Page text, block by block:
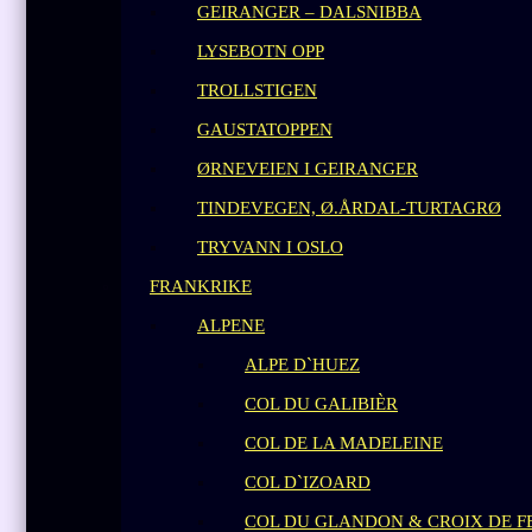
GEIRANGER – DALSNIBBA
LYSEBOTN OPP
TROLLSTIGEN
GAUSTATOPPEN
ØRNEVEIEN I GEIRANGER
TINDEVEGEN, Ø.ÅRDAL-TURTAGRØ
TRYVANN I OSLO
FRANKRIKE
ALPENE
ALPE D`HUEZ
COL DU GALIBIÈR
COL DE LA MADELEINE
COL D`IZOARD
COL DU GLANDON & CROIX DE